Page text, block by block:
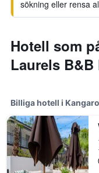
sökning eller rensa
Hotell som
Laurels
Billiga hotell i